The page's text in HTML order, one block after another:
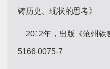
铸历史、现状的思考》
2012年，出版《沧州铁
5166-0075-7